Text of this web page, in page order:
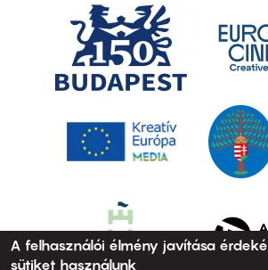
A felhasználói élmény javítása
sütiket használunk